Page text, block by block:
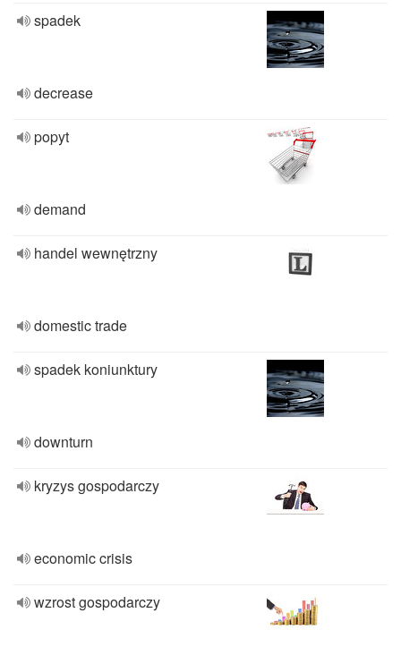
spadek
decrease
popyt
demand
handel wewnętrzny
domestic trade
spadek koniunktury
downturn
kryzys gospodarczy
economic crisis
wzrost gospodarczy